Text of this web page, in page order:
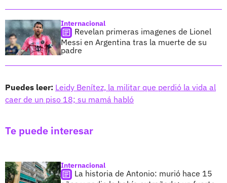
Internacional
Revelan primeras imagenes de Lionel
Messi en Argentina tras la muerte de su
padre
Puedes leer: Leidy Benítez, la militar que perdió la vida al
caer de un piso 18; su mamá habló
Te puede interesar
Internacional
La historia de Antonio: murió hace 15